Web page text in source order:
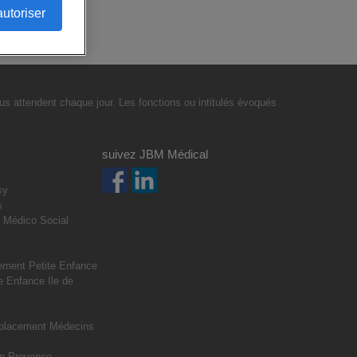
attendent chaque jour. Les fonctions ou intitulés évoqués
Social
Petite Enfance
Enfance Ile de
Médecins
suivez JBM Médical